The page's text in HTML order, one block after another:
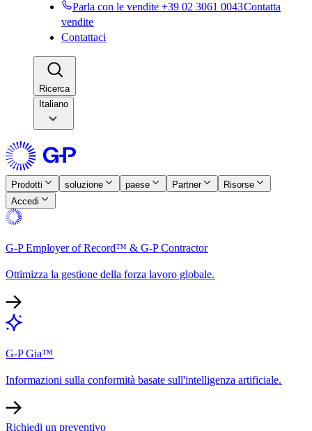
Parla con le vendite +39 02 3061 0043​​Contatta
vendite​​
Contattaci​​
Ricerca​​
Italiano
Prodotti​​ soluzione​​ paese​​ Partner​​
Risorse​​
Accedi​​
G-P Employer of Record™ & G-P Contractor​​
Ottimizza la gestione della forza lavoro globale.​​
G-P Gia™​​
Informazioni sulla conformità basate sull'intelligenza artificiale.​​
Richiedi un preventivo​​